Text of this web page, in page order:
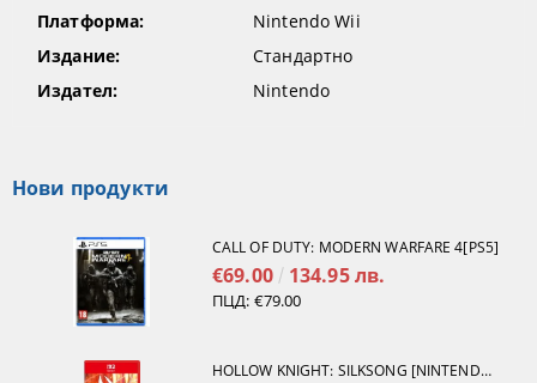
Платформа:
Nintendo Wii
Издание:
Стандартно
Издател:
Nintendo
Нови продукти
CALL OF DUTY: MODERN WARFARE 4[PS5]
€69.00 134.95 лв.
ПЦД: €79.00
HOLLOW KNIGHT: SILKSONG [NINTENDO SWITCH 2]